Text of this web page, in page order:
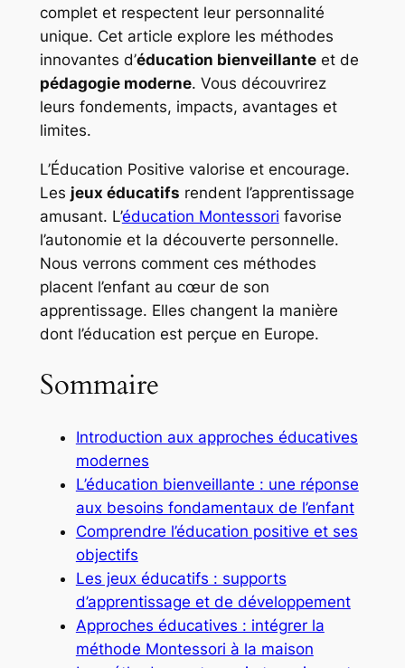
complet et respectent leur personnalité
unique. Cet article explore les méthodes
innovantes d’éducation bienveillanteet de
pédagogie moderne. Vous découvrirez
leurs fondements, impacts, avantages et
limites.
L’Éducation Positive valorise et encourage.
Les jeux éducatifs rendent l’apprentissage
amusant. L’éducation Montessori favorise
l’autonomie et la découverte personnelle.
Nous verrons comment ces méthodes
placent l’enfant au cœur de son
apprentissage. Elles changent la manière
dont l’éducation est perçue en Europe.
Sommaire
Introduction aux approches éducatives
modernes
L’éducation bienveillante : une réponse
aux besoins fondamentaux de l’enfant
Comprendre l’éducation positive et ses
objectifs
Les jeux éducatifs : supports
d’apprentissage et de développement
Approches éducatives : intégrer la
méthode Montessori à la maison